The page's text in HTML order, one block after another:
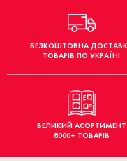
БЕЗКОШТОВНА
ТОВАРІВ ПО УКРАЇНІ
ВЕЛИКИЙ АСОРТИМЕНТ
8000+ ТОВАРІВ